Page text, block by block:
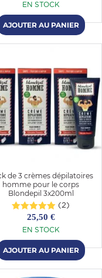
EN STOCK
de 3 crèmes dépilatoires
homme pour le corps
Blondepil 3x200ml
(2)
25,50 €
EN STOCK